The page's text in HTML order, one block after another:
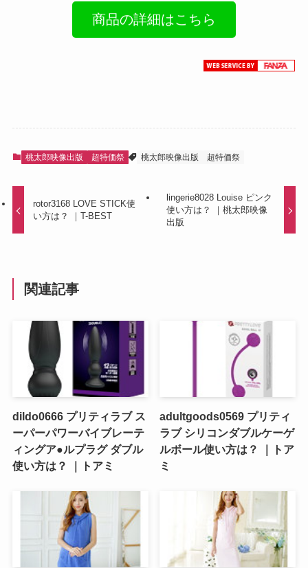
商品の詳細はこちら
桃太郎映像出版 超特価祭 桃太郎映像出版 超特価祭
rotor3168 LOVE STICK使
い方は？ ｜T-BEST
lingerie8028 Louise ピンク
使い方は？ ｜桃太郎映像
出版
関連記事
dildo0666 プリティラブ ス
ーパーパワーバイブレーテ
ィングア●ルプラグ ダブル
使い方は？ ｜トアミ
adultgoods0569 プリティ
ラブ シリコンダブルケーゲ
ルボール使い方は？ ｜トア
ミ